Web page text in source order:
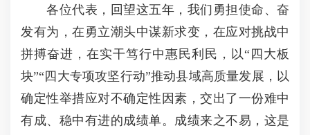
各位代表，回望这五年，我们勇担使命、奋
发有为，在勇立潮头中谋新求变，在应对挑战中
拼搏奋进，在实干笃行中惠民利民，以“四大板
块”“四大专项攻坚行动”推动县域高质量发展，以
确定性举措应对不确定性因素，交出了一份难中
有成、稳中有进的成绩单。成绩来之不易，这是